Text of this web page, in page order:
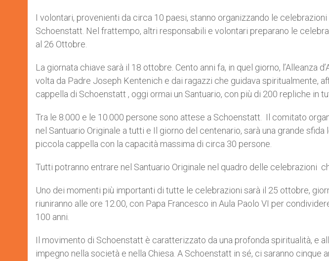
I volontari, provenienti da circa 10 paesi, stanno organizzando le
Schoenstatt. Nel frattempo, altri responsabili e volontari preparano le
al 26 Ottobre.
La giornata chiave sarà il 18 ottobre. Cento anni fa, in quel giorno, l’Alleanza
volta da Padre Joseph Kentenich e dai ragazzi che guidava spiritualmente,
cappella di Schoenstatt , oggi ormai un Santuario, con più di 200 repliche in
Tra le 8.000 e le 10.000 persone sono attese a Schoenstatt. Il comitato
nel Santuario Originale a tutti e Il giorno del centenario, sarà una grande
piccola cappella con la capacità massima di circa 30 persone.
Tutti potranno entrare nel Santuario Originale nel quadro delle celebrazioni
Uno dei momenti più importanti di tutte le celebrazioni sarà il 25 ottobre,
riuniranno alle ore 12.00, con Papa Francesco in Aula Paolo VI per
100 anni.
Il movimento di Schoenstatt è caratterizzato da una profonda spiritualità, e
impegno nella società e nella Chiesa. A Schoenstatt in sé, ci saranno